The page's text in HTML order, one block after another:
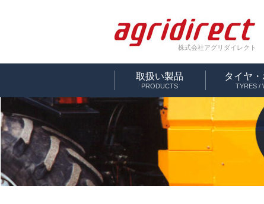
株式会社アグリダイレクト
取扱い製品
PRODUCTS
タイヤ
TYRES /